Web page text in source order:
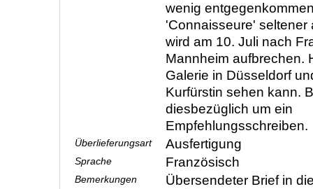
wenig
'Connaisseure' seltener
wird am 10. Juli nach
Mannheim aufbrechen.
Galerie in Düsseldorf
Kurfürstin sehen kann.
diesbezüglich um ein
Empfehlungsschreiben.
Überlieferungsart Ausfertigung
Sprache Französisch
Bemerkungen
Übersendeter Brief in